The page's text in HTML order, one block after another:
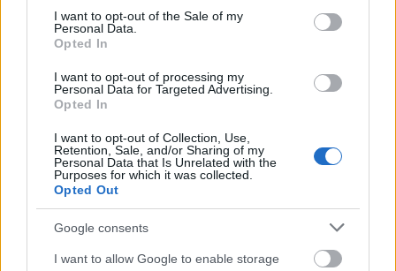
consent section.
I want to opt-out of the Sale of my
Personal Data.
Opted In
I want to opt-out of processing my
Personal Data for Targeted Advertising.
Opted In
I want to opt-out of Collection, Use,
Retention, Sale, and/or Sharing of my
Personal Data that Is Unrelated with the
Purposes for which it was collected.
Opted Out
Google consents
I want to allow Google to enable storage
πρώτο τρίμηνο του έτους παρατηρείται μια άνοδο
της τάξης του 5% στην κατηγορία της
τηλεόρασης
αλλά και οι αντλίες θερμότητας οι οποίες
σταδιακά αρχίζουν να αυξάνουν το μερίδιό τους.
Ωστόσο τα λευκά αναμένεται να επηρεαστούν
αρνητικά στο πρώτο 8μηνο λόγω της έλλειψης
επιδότησης με την εταιρεία να ποντάρει στην
κατηγορία του πλυντηρίου.